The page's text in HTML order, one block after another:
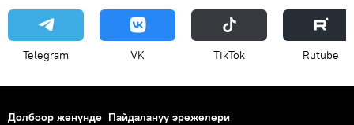
Telegram VK ТikТоk Rutube
Долбоор жөнүндө Пайдалануу эрежелери